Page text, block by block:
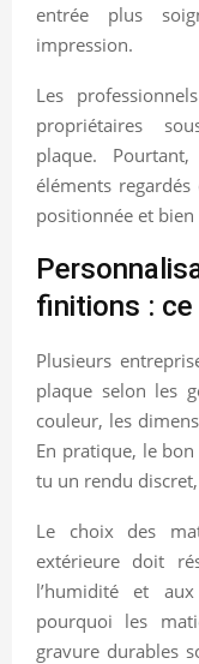
entrée plus
impression.
Les
propriétaires
plaque.
éléments
positionnée et bien
finitions : ce
Plusieurs
plaque selon les
couleur, les
En pratique, le
tu un rendu
Le choix des
extérieure doit
l’humidité et
pourquoi les
gravure durables